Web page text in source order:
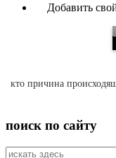
Добавить
кто причина
поиск по сайту
Искать: